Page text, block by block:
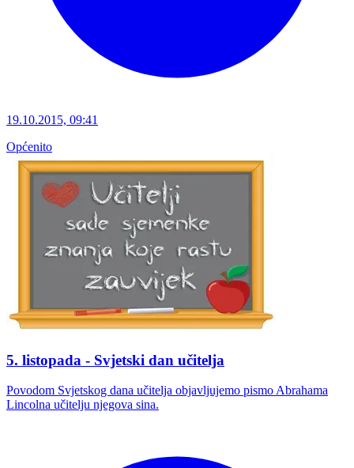
19.10.2015, 09:41
Općenito
5. listopada - Svjetski dan učitelja
Povodom Svjetskog dana učitelja objavljujemo pismo Abrahama
Lincolna učitelju njegova sina.